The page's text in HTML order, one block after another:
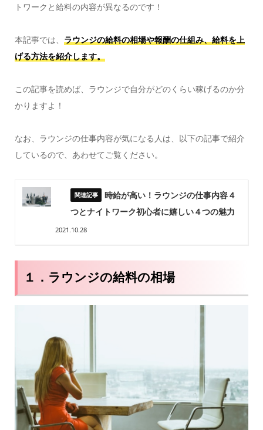
トワークと給料の内容が異なるのです！
本記事では、 ラウンジの給料の相場や報酬の仕組み、給料を上
げる方法を紹介します。
この記事を読めば、ラウンジで自分がどのくらい稼げるのか分
かりますよ！
なお、ラウンジの仕事内容が気になる人は、以下の記事で紹介
しているので、あわせてご覧ください。
時給が高い！ラウンジの仕事内容４
つとナイトワーク初心者に嬉しい４つの魅力
2021.10.28
１．ラウンジの給料の相場